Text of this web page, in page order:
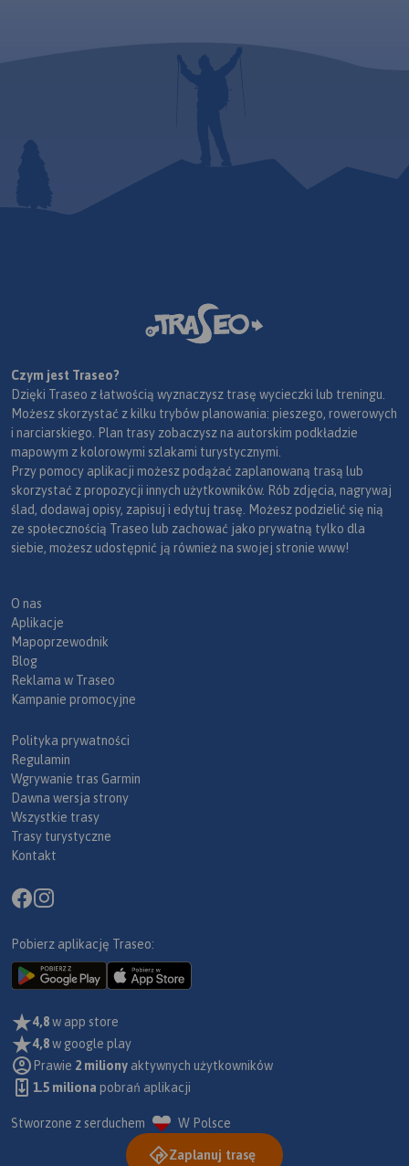
Czym jest Traseo?
Dzięki Traseo z łatwością wyznaczysz trasę wycieczki lub treningu.
Możesz skorzystać z kilku trybów planowania: pieszego, rowerowych
i narciarskiego. Plan trasy zobaczysz na autorskim podkładzie
mapowym z kolorowymi szlakami turystycznymi.
Przy pomocy aplikacji możesz podążać zaplanowaną trasą lub
skorzystać z propozycji innych użytkowników. Rób zdjęcia, nagrywaj
ślad, dodawaj opisy, zapisuj i edytuj trasę. Możesz podzielić się nią
ze społecznością Traseo lub zachować jako prywatną tylko dla
siebie, możesz udostępnić ją również na swojej stronie www!
O nas
Aplikacje
Mapoprzewodnik
Blog
Reklama w Traseo
Kampanie promocyjne
Polityka prywatności
Regulamin
Wgrywanie tras Garmin
Dawna wersja strony
Wszystkie trasy
Trasy turystyczne
Kontakt
Pobierz aplikację Traseo:
4,8w app store
4,8w google play
Prawie 2 miliony aktywnych użytkowników
1.5 miliona pobrań aplikacji
Stworzone z serduchem W Polsce
Zaplanuj trasę